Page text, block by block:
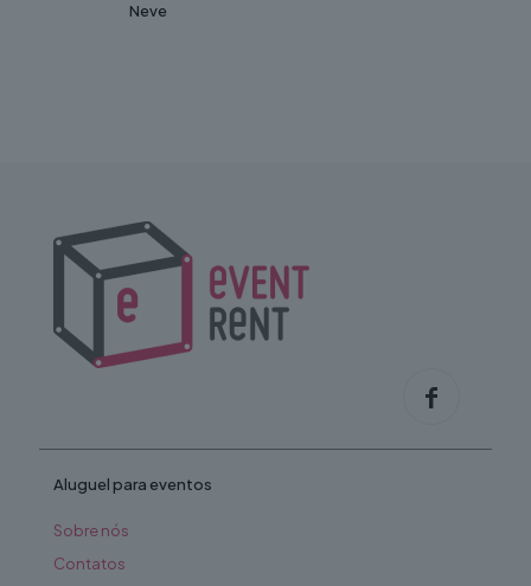
Neve
Aluguel para eventos
Sobre nós
Contatos